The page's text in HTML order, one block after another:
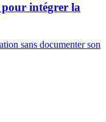
intégrer la
sans documenter son